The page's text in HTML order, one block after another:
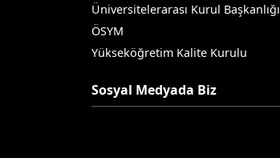
Üniversitelerarası Kurul Başkanlığı
ÖSYM
Yükseköğretim Kalite Kurulu
Sosyal Medyada Biz